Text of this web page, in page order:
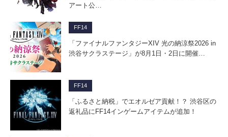
アート公…
FF14
「ファイナルファンタジーXIV 光の納涼祭2026 in
渋谷サクラステージ」が8月1日・2日に開催…
FF14
「ふるさと納税」でエオルゼア貢献！？ 渋谷区の
返礼品にFF14インゲームアイテムが追加！